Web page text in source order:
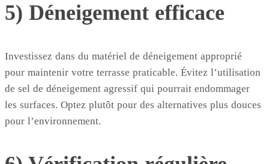
5) Déneigement efficace
Investissez dans du matériel de déneigement approprié
pour maintenir votre terrasse praticable. Évitez l’utilisation
de sel de déneigement agressif qui pourrait endommager
les surfaces. Optez plutôt pour des alternatives plus douces
pour l’environnement.